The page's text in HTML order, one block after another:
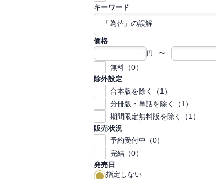
キーワード
価格
円 〜
無料（0）
除外設定
合本版を除く（1）
分冊版・単話を除く（1）
期間限定無料版を除く（1）
販売状況
予約受付中（0）
完結（0）
発売日
指定しない